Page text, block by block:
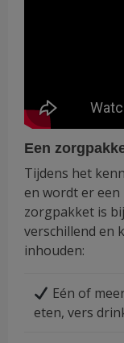
Een
Tijdens het
en wordt er
zorgpakket is
verschillend en
inhouden:
Eén of
eten, vers